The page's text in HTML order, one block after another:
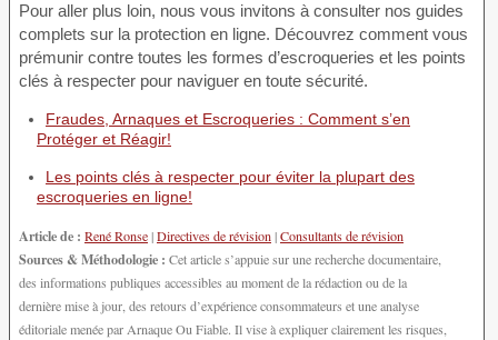
Pour aller plus loin, nous vous invitons à consulter nos guides
complets sur la protection en ligne. Découvrez comment vous
prémunir contre toutes les formes d’escroqueries et les points
clés à respecter pour naviguer en toute sécurité.
Fraudes, Arnaques et Escroqueries : Comment s’en
Protéger et Réagir!
Les points clés à respecter pour éviter la plupart des
escroqueries en ligne!
Article de : René Ronse|Directives de révision|Consultants de révision
Sources & Méthodologie : Cet article s’appuie sur une recherche documentaire,
des informations publiques accessibles au moment de la rédaction ou de la
dernière mise à jour, des retours d’expérience consommateurs et une analyse
éditoriale menée par Arnaque Ou Fiable. Il vise à expliquer clairement les risques,